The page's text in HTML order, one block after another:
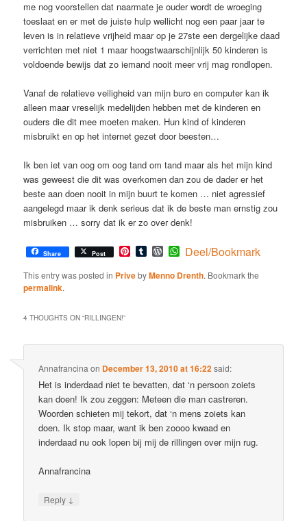
me nog voorstellen dat naarmate je ouder wordt de wroeging
toeslaat en er met de juiste hulp wellicht nog een paar jaar te
leven is in relatieve vrijheid maar op je 27ste een dergelijke daad
verrichten met niet 1 maar hoogstwaarschijnlijk 50 kinderen is
voldoende bewijs dat zo iemand nooit meer vrij mag rondlopen.
Vanaf de relatieve veiligheid van mijn buro en computer kan ik
alleen maar vreselijk medelijden hebben met de kinderen en
ouders die dit mee moeten maken. Hun kind of kinderen
misbruikt en op het internet gezet door beesten…
Ik ben iet van oog om oog tand om tand maar als het mijn kind
was geweest die dit was overkomen dan zou de dader er het
beste aan doen nooit in mijn buurt te komen … niet agressief
aangelegd maar ik denk serieus dat ik de beste man ernstig zou
misbruiken … sorry dat ik er zo over denk!
Share Post Pinterest
TumblrWordPress
WhatsApp
Deel/Bookmark
This entry was posted in PrivebyMenno Drenth. Bookmark the
permalink.
4 THOUGHTS ON “RILLINGEN!”
Annafrancina on December 13, 2010 at 16:22said:
Het is inderdaad niet te bevatten, dat ‘n persoon zoiets
kan doen! Ik zou zeggen: Meteen die man castreren.
Woorden schieten mij tekort, dat ‘n mens zoiets kan
doen. Ik stop maar, want ik ben zoooo kwaad en
inderdaad nu ook lopen bij mij de rillingen over mijn rug.
Annafrancina
Reply ↓